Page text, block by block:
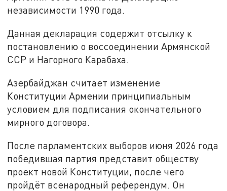
независимости 1990 года.
Данная декларация содержит отсылку к
постановлению о воссоединении Армянской
ССР и Нагорного Карабаха.
Азербайджан считает изменение
Конституции Армении принципиальным
условием для подписания окончательного
мирного договора.
После парламентских выборов июня 2026 года
победившая партия представит обществу
проект новой Конституции, после чего
пройдёт всенародный референдум. Он